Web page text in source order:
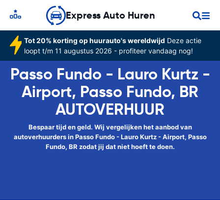
Express Auto Huren
Tot 20% korting op huurauto's wereldwijd Deze actie
loopt t/m 11 augustus 2026 - profiteer vandaag nog!
Passo Fundo - Lauro Kurtz -
Airport, Passo Fundo, BR
AUTOVERHUUR
Bespaar tijd en geld. Wij vergelijken het aanbod van
autoverhuurders in Passo Fundo - Lauro Kurtz - Airport, Passo
Fundo, BR zodat jij dat niet hoeft te doen.